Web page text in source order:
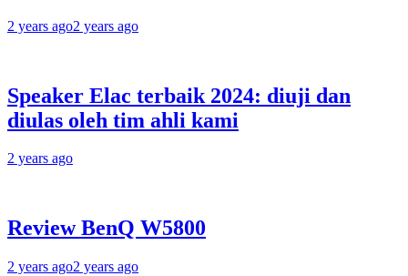
2 years ago2 years ago
Speaker Elac terbaik 2024: diuji dan
diulas oleh tim ahli kami
2 years ago
Review BenQ W5800
2 years ago2 years ago